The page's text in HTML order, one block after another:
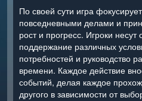
По своей сути игра
повседневными делами и
рост и прогресс. Игроки несут
поддержание различных
потребностей и руководство
времени. Каждое действие
событий, делая каждое
другого в зависимости от